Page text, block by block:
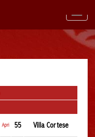
Apri 55
Villa Cortese